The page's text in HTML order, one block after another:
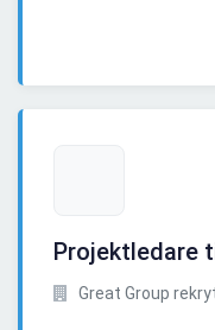
Projektledare
Great Group